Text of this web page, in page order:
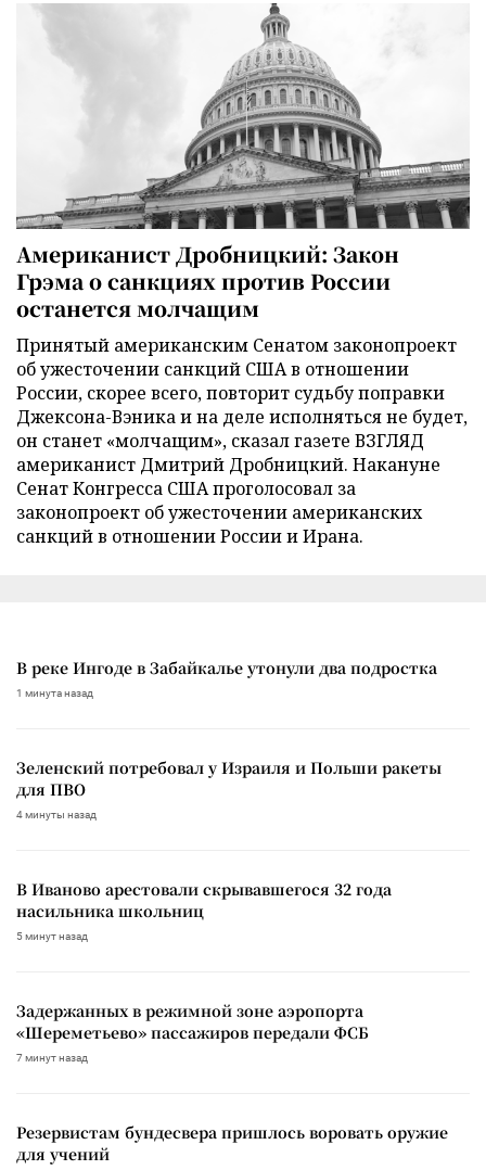
Американист Дробницкий: Закон
Грэма о санкциях против России
останется молчащим
Принятый американским Сенатом законопроект
об ужесточении санкций США в отношении
России, скорее всего, повторит судьбу поправки
Джексона-Вэника и на деле исполняться не будет,
он станет «молчащим», сказал газете ВЗГЛЯД
американист Дмитрий Дробницкий. Накануне
Сенат Конгресса США проголосовал за
законопроект об ужесточении американских
санкций в отношении России и Ирана.
В реке Ингоде в Забайкалье утонули два подростка
1 минута назад
Зеленский потребовал у Израиля и Польши ракеты
для ПВО
4 минуты назад
В Иваново арестовали скрывавшегося 32 года
насильника школьниц
5 минут назад
Задержанных в режимной зоне аэропорта
«Шереметьево» пассажиров передали ФСБ
7 минут назад
Резервистам бундесвера пришлось воровать оружие
для учений